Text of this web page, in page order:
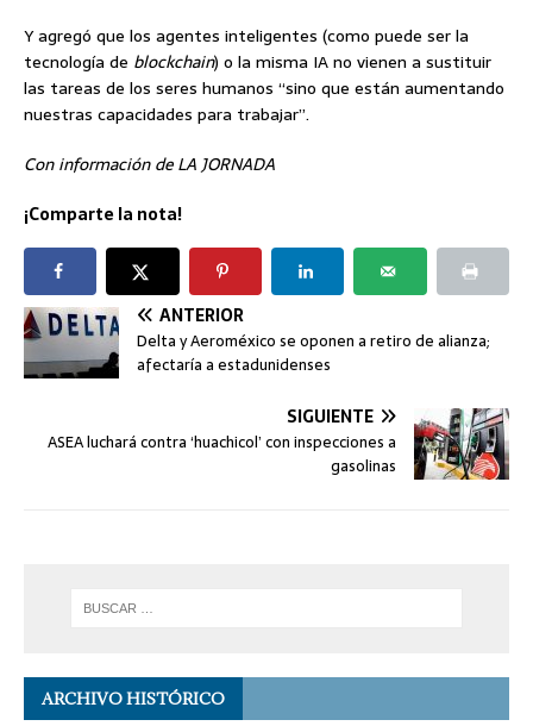
Y agregó que los agentes inteligentes (como puede ser la
tecnología de blockchain) o la misma IA no vienen a sustituir
las tareas de los seres humanos “sino que están aumentando
nuestras capacidades para trabajar”.
Con información de LA JORNADA
¡Comparte la nota!
ANTERIOR
Delta y Aeroméxico se oponen a retiro de alianza;
afectaría a estadunidenses
SIGUIENTE
ASEA luchará contra ‘huachicol’ con inspecciones a
gasolinas
ARCHIVO HISTÓRICO